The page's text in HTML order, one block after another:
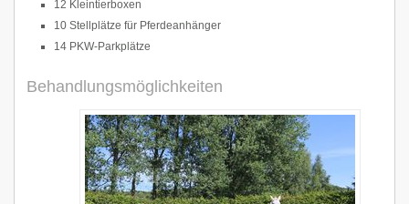
12 Kleintierboxen
10 Stellplätze für Pferdeanhänger
14 PKW-Parkplätze
Behandlungsmöglichkeiten